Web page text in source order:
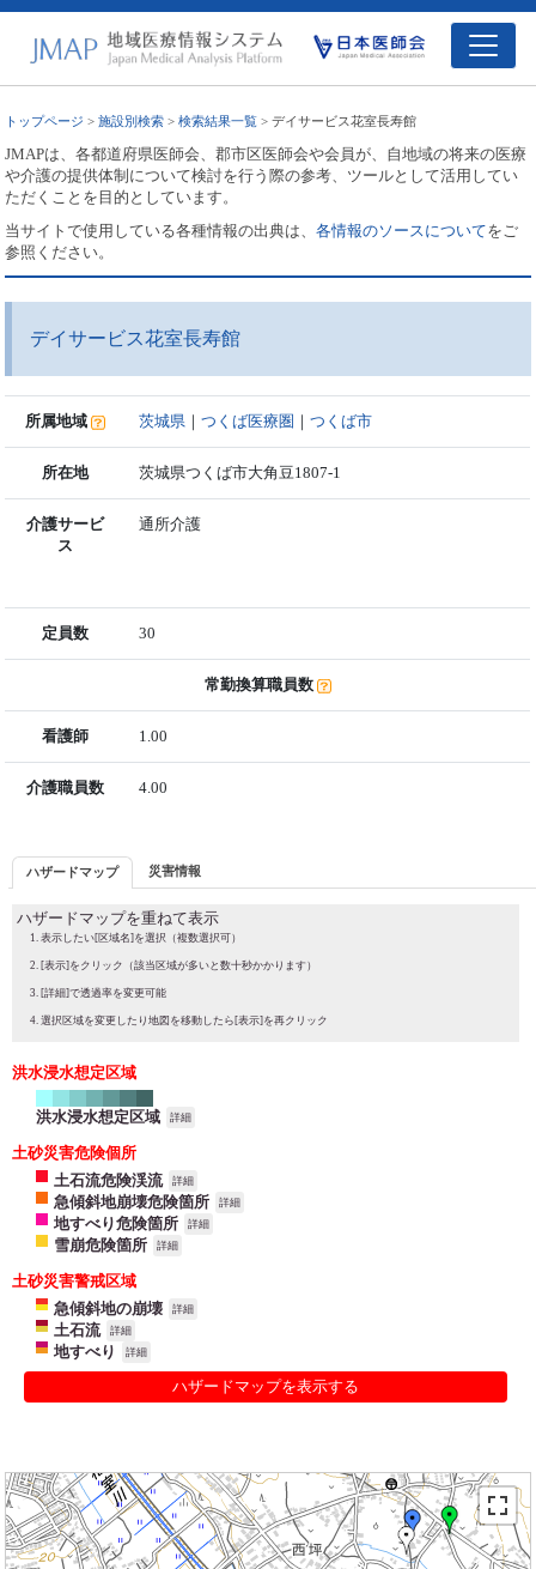
トップページ >施設別検索 >検索結果一覧 > デイサービス花室長寿館
JMAPは、各都道府県医師会、郡市区医師会や会員が、自地域の将来の医療
や介護の提供体制について検討を行う際の参考、ツールとして活用してい
ただくことを目的としています。
当サイトで使用している各種情報の出典は、各情報のソースについてをご
参照ください。
デイサービス花室長寿館
所属地域 茨城県 ｜つくば医療圏 ｜つくば市
所在地 茨城県つくば市大角豆1807-1
介護サービ
ス
通所介護
定員数 30
常勤換算職員数
看護師 1.00
介護職員数 4.00
ハザードマップ 災害情報
ハザードマップを重ねて表示
表示したい[区域名]を選択（複数選択可）
[表示]をクリック（該当区域が多いと数十秒かかります）
[詳細]で透過率を変更可能
選択区域を変更したり地図を移動したら[表示]を再クリック
洪水浸水想定区域
洪水浸水想定区域 詳細
土砂災害危険個所
土石流危険渓流
詳細
急傾斜地崩壊危険箇所 詳細
地すべり危険箇所 詳細
雪崩危険箇所 詳細
土砂災害警戒区域
急傾斜地の崩壊
詳細
土石流 詳細
地すべり 詳細
ハザードマップを表示する